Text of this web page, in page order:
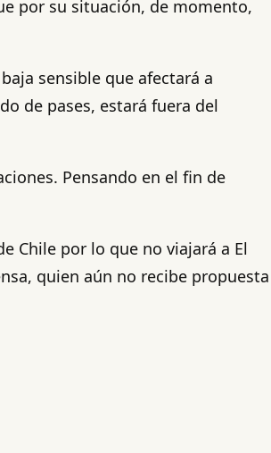
por su situación, de momento,
sensible que afectará a
de pases, estará fuera del
Pensando en el fin de
Chile por lo que no viajará a El
quien aún no recibe propuesta